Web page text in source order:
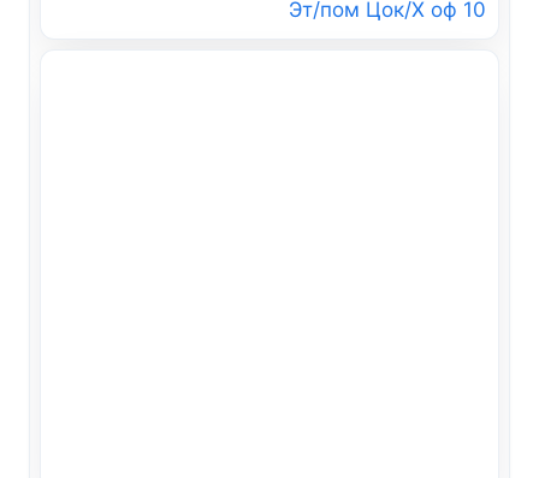
Эт/пом Цок/X оф 10